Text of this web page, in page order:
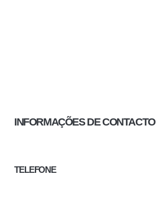
INFORMAÇÕES DE CONTACTO
TELEFONE